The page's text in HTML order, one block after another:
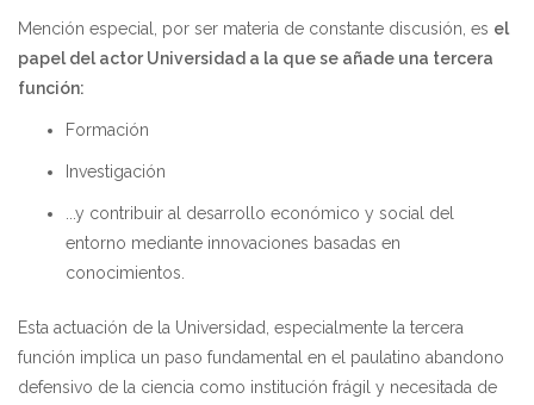
Mención especial, por ser materia de constante discusión, es el
papel del actor Universidad a la que se añade una tercera
función:
Formación
Investigación
...y contribuir al desarrollo económico y social del
entorno mediante innovaciones basadas en
conocimientos.
Esta actuación de la Universidad, especialmente la tercera
función implica un paso fundamental en el paulatino abandono
defensivo de la ciencia como institución frágil y necesitada de